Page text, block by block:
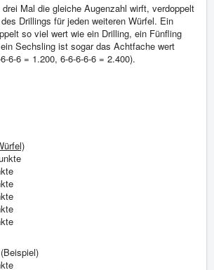
Mal die gleiche Augenzahl wirft, verdoppelt
Drillings für jeden weiteren Würfel. Ein
so viel wert wie ein Drilling, ein Fünfling
Sechsling ist sogar das Achtfache wert
6-6 = 1.200, 6-6-6-6-6 = 2.400).
(Beispiel)